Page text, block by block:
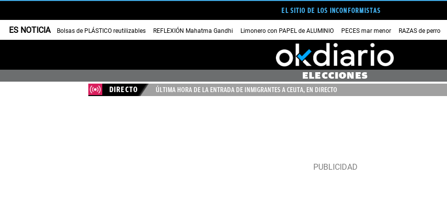
EL SITIO DE LOS INCONFORMISTAS
ES NOTICIA Bolsas de PLÁSTICO reutilizables REFLEXIÓN Mahatma Gandhi Limonero con PAPEL de ALUMINIO PECES mar menor RAZAS de perro
ELECCIONES
DIRECTO ÚLTIMA HORA DE LA ENTRADA DE INMIGRANTES A CEUTA, EN DIRECTO